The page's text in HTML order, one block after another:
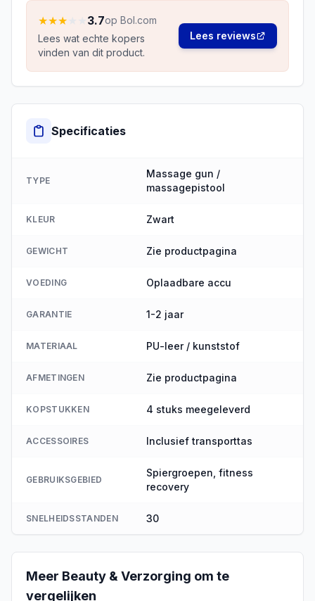
★★★ 3.7op Bol.com
Lees wat echte kopers
vinden van dit product.
Lees reviews
Specificaties
TYPE
Massage gun /
massagepistool
KLEUR Zwart
GEWICHT Zie productpagina
VOEDING Oplaadbare accu
GARANTIE 1-2 jaar
MATERIAAL PU-leer / kunststof
AFMETINGEN Zie productpagina
KOPSTUKKEN 4 stuks meegeleverd
ACCESSOIRES Inclusief transporttas
GEBRUIKSGEBIED
Spiergroepen, fitness
recovery
SNELHEIDSSTANDEN 30
Meer Beauty & Verzorging om te
vergelijken